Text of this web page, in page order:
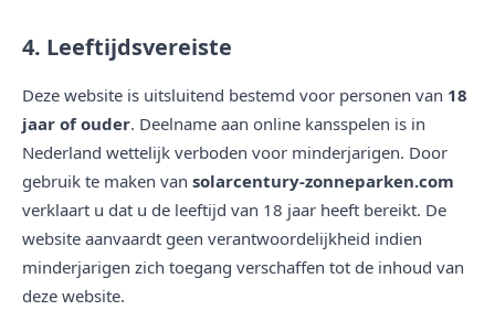
4. Leeftijdsvereiste
Deze website is uitsluitend bestemd voor personen van 18
jaar of ouder. Deelname aan online kansspelen is in
Nederland wettelijk verboden voor minderjarigen. Door
gebruik te maken van solarcentury-zonneparken.com
verklaart u dat u de leeftijd van 18 jaar heeft bereikt. De
website aanvaardt geen verantwoordelijkheid indien
minderjarigen zich toegang verschaffen tot de inhoud van
deze website.